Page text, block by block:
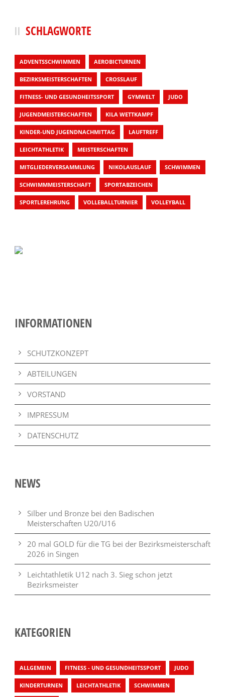
SCHLAGWORTE
ADVENTSSCHWIMMEN AEROBICTURNEN
BEZIRKSMEISTERSCHAFTEN CROSSLAUF
FITNESS- UND GESUNDHEITSSPORT GYMWELT JUDO
JUGENDMEISTERSCHAFTEN KILA WETTKAMPF
KINDER-UND JUGENDNACHMITTAG LAUFTREFF
LEICHTATHLETIK MEISTERSCHAFTEN
MITGLIEDERVERSAMMLUNG NIKOLAUSLAUF SCHWIMMEN
SCHWIMMMEISTERSCHAFT SPORTABZEICHEN
SPORTLEREHRUNG VOLLEBALLTURNIER VOLLEYBALL
INFORMATIONEN
SCHUTZKONZEPT
ABTEILUNGEN
VORSTAND
IMPRESSUM
DATENSCHUTZ
NEWS
Silber und Bronze bei den Badischen
Meisterschaften U20/U16
20 mal GOLD für die TG bei der Bezirksmeisterschaft
2026 in Singen
Leichtathletik U12 nach 3. Sieg schon jetzt
Bezirksmeister
KATEGORIEN
ALLGEMEIN FITNESS - UND GESUNDHEITSSPORT JUDO
KINDERTURNEN LEICHTATHLETIK SCHWIMMEN